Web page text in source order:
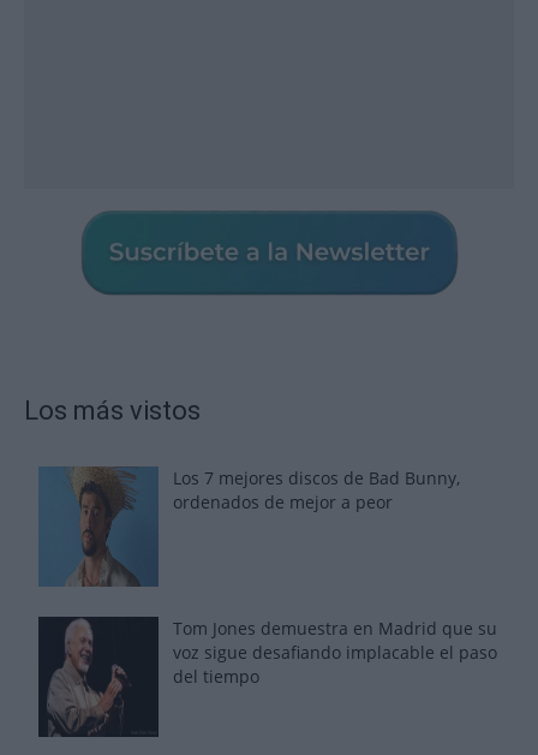
Los más vistos
Los 7 mejores discos de Bad Bunny,
ordenados de mejor a peor
Tom Jones demuestra en Madrid que su
voz sigue desafiando implacable el paso
del tiempo